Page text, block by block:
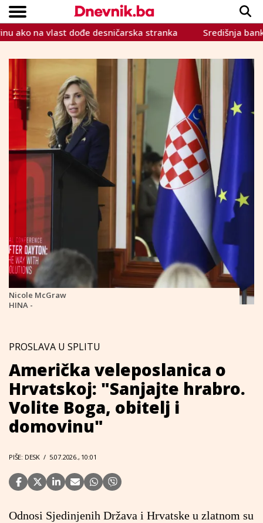
VIJESTI
SPORT
INTERVIEW
TEME
CRNA KRONIKA
LIFESTYLE
Copyright © Dnevnik.ba 2023.
vlast dođe desničarska stranka Središnja banka:
Nicole McGraw
HINA -
PROSLAVA U SPLITU
Američka veleposlanica o
Hrvatskoj: "Sanjajte hrabro.
Volite Boga, obitelj i
domovinu"
PIŠE: DESK / 5.07.2026., 10:01
Odnosi Sjedinjenih Država i Hrvatske u zlatnom su